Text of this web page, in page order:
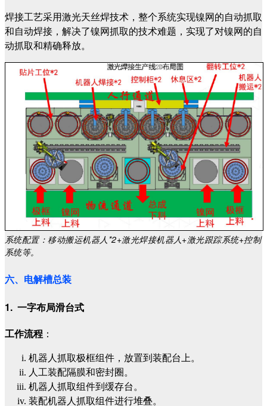
焊接工艺采用激光天丝焊技术，整个系统实现镍网的自动抓取
和自动焊接，解决了镍网抓取的技术难题，实现了对镍网的自
动抓取和精确释放。
系统配置：移动搬运机器人*2+激光焊接机器人+激光跟踪系统+控制
系统等。
六、电解槽总装
1. 一字布局滑台式
工作流程 ：
机器人抓取极框组件，放置到装配台上。
人工装配隔膜和密封圈。
机器人抓取组件到缓存台。
装配机器人抓取组件进行堆叠。